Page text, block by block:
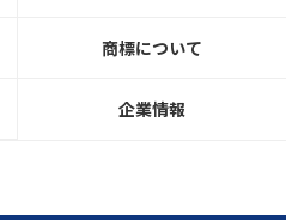
商標について
企業情報